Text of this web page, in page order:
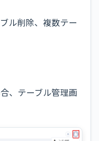
ル削除、複数テー
、テーブル管理画